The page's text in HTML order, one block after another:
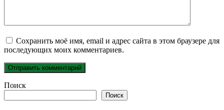
Сохранить моё имя, email и адрес сайта в этом браузере для
последующих моих комментариев.
Поиск
Поиск